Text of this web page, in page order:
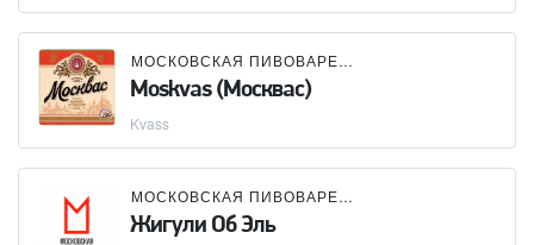
МОСКОВСКАЯ ПИВОВАРЕННАЯ КОМПАНИЯ (МПК)
Moskvas (Москвас)
Kvass
МОСКОВСКАЯ ПИВОВАРЕННАЯ КОМПАНИЯ (МПК)
Жигули Об Эль